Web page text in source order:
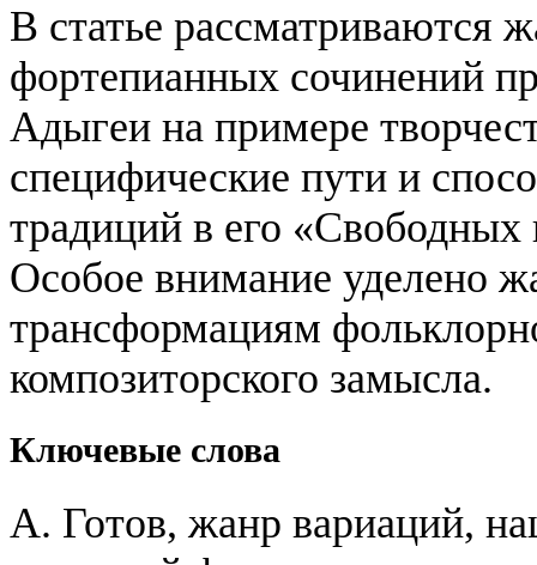
В статье рассматриваются
фортепианных сочинений
Адыгеи на примере
специфические пути и
традиций в его
Особое внимание уделено
трансформациям
композиторского замысла.
Ключевые слова
А. Готов, жанр вариаций,